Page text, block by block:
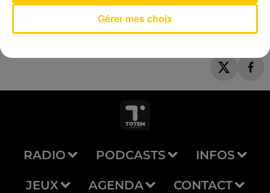
RADIO PODCASTS INFOS
JEUX AGENDA CONTACT
Gérer mes choix